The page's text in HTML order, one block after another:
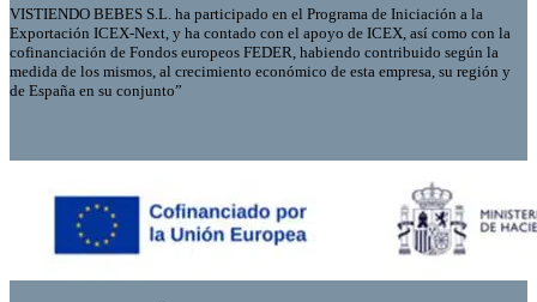
VISTIENDO BEBES S.L. ha participado en el Programa de Iniciación a la
Exportación ICEX-Next, y ha contado con el apoyo de ICEX, así como con la
cofinanciación de Fondos europeos FEDER, habiendo contribuido según la
medida de los mismos, al crecimiento económico de esta empresa, su región y
de España en su conjunto”